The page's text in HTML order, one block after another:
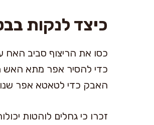
כיצד לנקות
כסו את הריצוף סביב
כדי להסיר אפר מתא האש
האבק כדי לטאטא אפר
זכרו כי גחלים לוהטות